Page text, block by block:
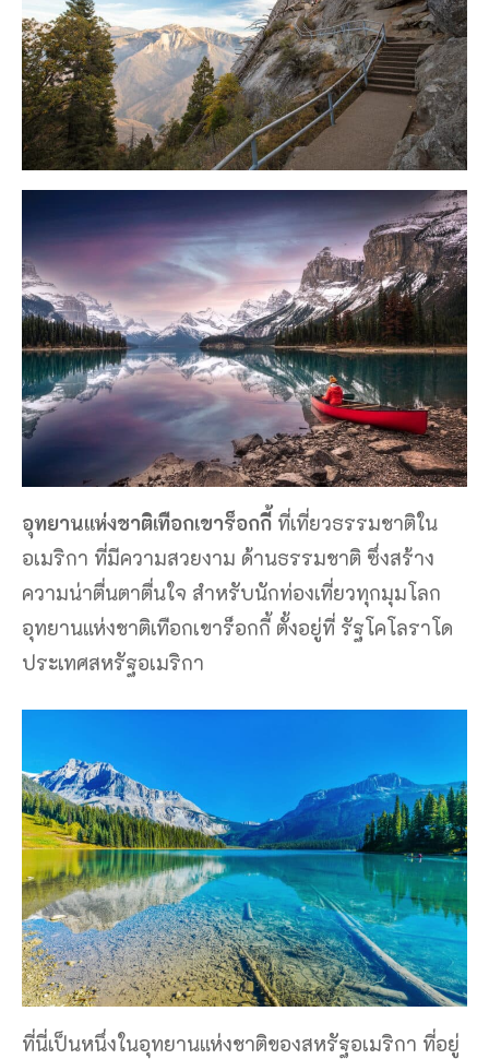
อุทยานแห่งชาติเทือกเขาร็อกกี้ ที่เที่ยวธรรมชาติใน
อเมริกา ที่มีความสวยงาม ด้านธรรมชาติ ซึ่งสร้าง
ความน่าตื่นตาตื่นใจ สำหรับนักท่องเที่ยวทุกมุมโลก
อุทยานแห่งชาติเทือกเขาร็อกกี้ ตั้งอยู่ที่ รัฐโคโลราโด
ประเทศสหรัฐอเมริกา
ที่นี่เป็นหนึ่งในอุทยานแห่งชาติของสหรัฐอเมริกา ที่อยู่